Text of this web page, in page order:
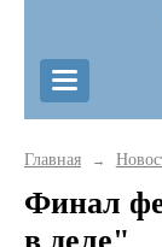
Главная →
Финал
в деле"